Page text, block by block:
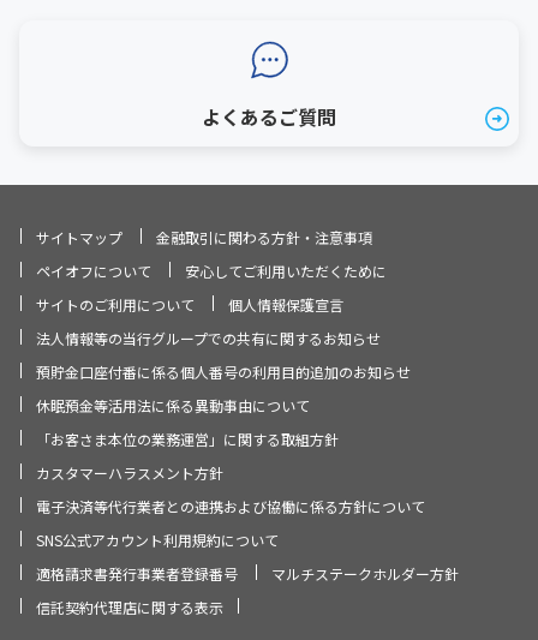
よくあるご質問
サイトマップ
金融取引に関わる方針・注意事項
ペイオフについて
安心してご利用いただくために
サイトのご利用について
個人情報保護宣言
法人情報等の当行グループでの共有に関するお知らせ
預貯金口座付番に係る個人番号の利用目的追加のお知らせ
休眠預金等活用法に係る異動事由について
「お客さま本位の業務運営」に関する取組方針
カスタマーハラスメント方針
電子決済等代行業者との連携および協働に係る方針について
SNS公式アカウント利用規約について
適格請求書発行事業者登録番号
マルチステークホルダー方針
信託契約代理店に関する表示